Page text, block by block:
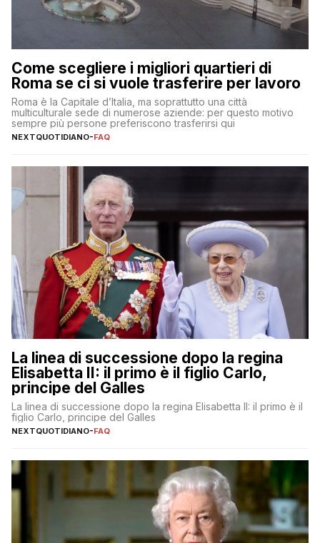
Come scegliere i migliori quartieri di
Roma se ci si vuole trasferire per lavoro
Roma è la Capitale d’Italia, ma soprattutto una città
multiculturale sede di numerose aziende: per questo motivo
sempre più persone preferiscono trasferirsi qui
NEXTQUOTIDIANO-FAQ
La linea di successione dopo la regina
Elisabetta II: il primo è il figlio Carlo,
principe del Galles
La linea di successione dopo la regina Elisabetta II: il primo è il
figlio Carlo, principe del Galles
NEXTQUOTIDIANO-FAQ